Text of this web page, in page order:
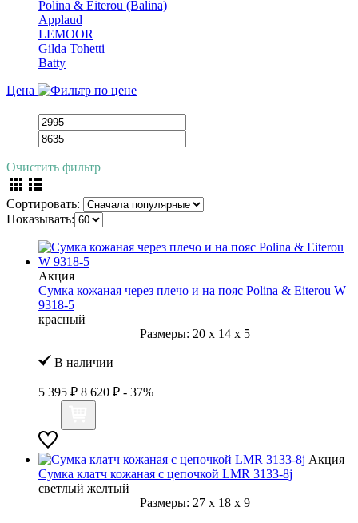
Polina & Eiterou (Balina)
Applaud
LEMOOR
Gilda Tohetti
Batty
Цена
Очистить фильтр
Сортировать:
Показывать:
Акция
Сумка кожаная через плечо и на пояс Polina & Eiterou W
9318-5
красный
Размеры: 20 x 14 x 5
В наличии
5 395 ₽ 8 620 ₽ - 37%
Акция
Сумка клатч кожаная с цепочкой LMR 3133-8j
светлый желтый
Размеры: 27 x 18 x 9